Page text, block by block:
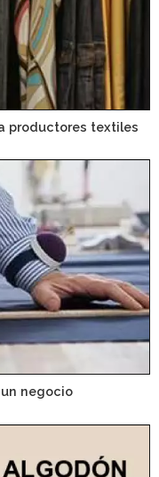
productores textiles
negocio